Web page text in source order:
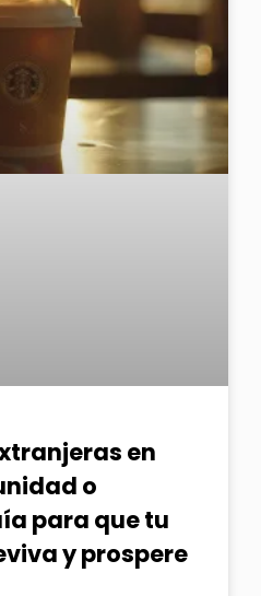
en
o
para que tu
y prospere